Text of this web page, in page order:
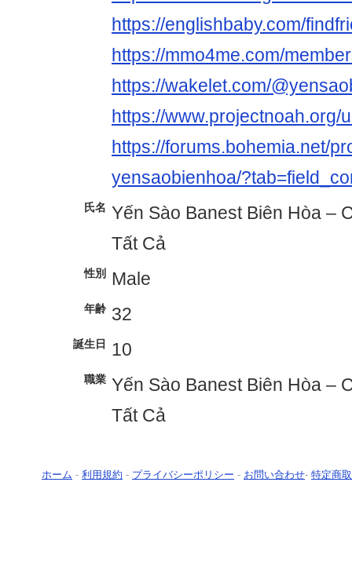
https://englishbaby.com/
https://mmo4me.com/
https://wakelet.com/
https://www.projectnoah.org/
https://forums.bohemia.net/
yensaobienhoa/
氏名 Yến Sào Banest Biên Hòa –
Tất Cả
性別 Male
年齢 32
誕生日 10
職業 Yến Sào Banest Biên Hòa –
Tất Cả
ホーム - 利用規約 - プライバシーポリシー - お問い合わせ- 特定商